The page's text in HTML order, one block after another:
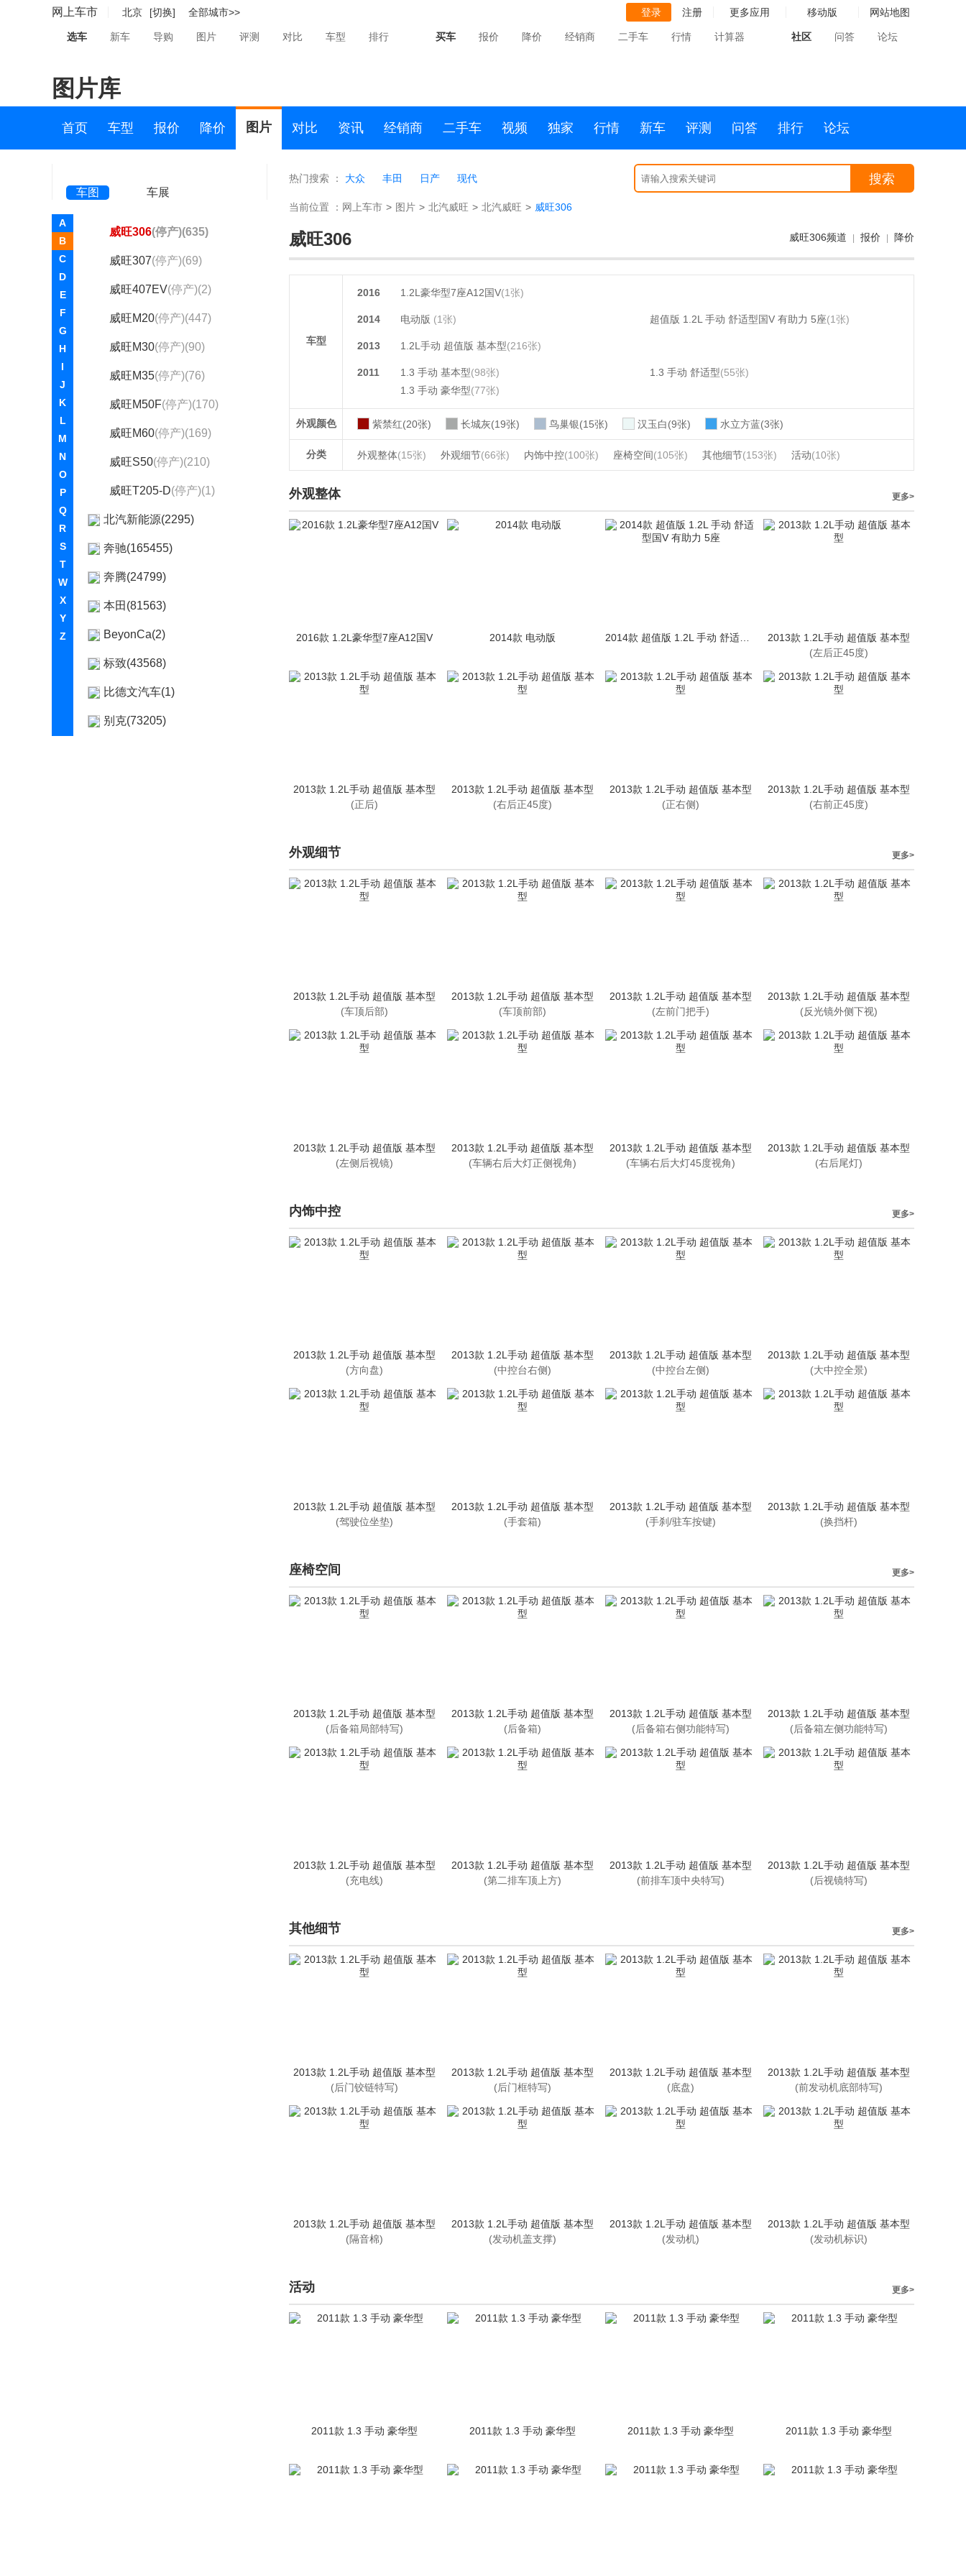
网上车市 北京 [切换] 全部城市>> 登录 注册 更多应用 移动版 网站地图
选车 新车 导购 图片 评测 对比 车型 排行 买车 报价 降价 经销商 二手车 行情 计算器 社区 问答 论坛
图片库
首页 车型 报价 降价 图片 对比 资讯 经销商 二手车 视频 独家 行情 新车 评测 问答 排行 论坛
车图 车展
A
B
C
D
E
F
G
H
I
J
K
L
M
N
O
P
Q
R
S
T
W
X
Y
Z
北汽瑞翔(3)
北汽威旺
威旺306(停产)(635)
威旺307(停产)(69)
威旺407EV(停产)(2)
威旺M20(停产)(447)
威旺M30(停产)(90)
威旺M35(停产)(76)
威旺M50F(停产)(170)
威旺M60(停产)(169)
威旺S50(停产)(210)
威旺T205-D(停产)(1)
北汽新能源(2295)
奔驰(165455)
奔腾(24799)
本田(81563)
BeyonCa(2)
标致(43568)
比德文汽车(1)
别克(73205)
热门搜索 ： 大众 丰田 日产 现代 搜索
当前位置 ： 网上车市 > 图片 > 北汽威旺 > 北汽威旺 > 威旺306
威旺306 威旺306频道 报价 降价
车型
2016 1.2L豪华型7座A12国V(1张)
2014 电动版 (1张) 超值版 1.2L 手动 舒适型国V 有助力 5座(1张)
2013 1.2L手动 超值版 基本型(216张)
2011 1.3 手动 基本型(98张) 1.3 手动 舒适型(55张)
1.3 手动 豪华型(77张)
外观颜色 紫禁红(20张) 长城灰(19张) 鸟巢银(15张) 汉玉白(9张) 水立方蓝(3张)
分类 外观整体(15张) 外观细节(66张) 内饰中控(100张) 座椅空间(105张) 其他细节(153张) 活动(10张)
外观整体 更多>
2016款 1.2L豪华型7座A12国V 2014款 电动版
2013款 1.2L手动 超值版 基本型
(左后正45度)
2013款 1.2L手动 超值版 基本型
(正后)
2013款 1.2L手动 超值版 基本型
(右后正45度)
2013款 1.2L手动 超值版 基本型
(正右侧)
2013款 1.2L手动 超值版 基本型
(右前正45度)
外观细节 更多>
2013款 1.2L手动 超值版 基本型
(车顶后部)
2013款 1.2L手动 超值版 基本型
(车顶前部)
2013款 1.2L手动 超值版 基本型
(左前门把手)
2013款 1.2L手动 超值版 基本型
(反光镜外侧下视)
2013款 1.2L手动 超值版 基本型
(左侧后视镜)
2013款 1.2L手动 超值版 基本型
(车辆右后大灯正侧视角)
2013款 1.2L手动 超值版 基本型
(车辆右后大灯45度视角)
2013款 1.2L手动 超值版 基本型
(右后尾灯)
内饰中控 更多>
2013款 1.2L手动 超值版 基本型
(方向盘)
2013款 1.2L手动 超值版 基本型
(中控台右侧)
2013款 1.2L手动 超值版 基本型
(中控台左侧)
2013款 1.2L手动 超值版 基本型
(大中控全景)
2013款 1.2L手动 超值版 基本型
(驾驶位坐垫)
2013款 1.2L手动 超值版 基本型
(手套箱)
2013款 1.2L手动 超值版 基本型
(手刹/驻车按键)
2013款 1.2L手动 超值版 基本型
(换挡杆)
座椅空间 更多>
2013款 1.2L手动 超值版 基本型
(后备箱局部特写)
2013款 1.2L手动 超值版 基本型
(后备箱)
2013款 1.2L手动 超值版 基本型
(后备箱右侧功能特写)
2013款 1.2L手动 超值版 基本型
(后备箱左侧功能特写)
2013款 1.2L手动 超值版 基本型
(充电线)
2013款 1.2L手动 超值版 基本型
(第二排车顶上方)
2013款 1.2L手动 超值版 基本型
(前排车顶中央特写)
2013款 1.2L手动 超值版 基本型
(后视镜特写)
其他细节 更多>
2013款 1.2L手动 超值版 基本型
(后门铰链特写)
2013款 1.2L手动 超值版 基本型
(后门框特写)
2013款 1.2L手动 超值版 基本型
(底盘)
2013款 1.2L手动 超值版 基本型
(前发动机底部特写)
2013款 1.2L手动 超值版 基本型
(隔音棉)
2013款 1.2L手动 超值版 基本型
(发动机盖支撑)
2013款 1.2L手动 超值版 基本型
(发动机)
2013款 1.2L手动 超值版 基本型
(发动机标识)
活动 更多>
2011款 1.3 手动 豪华型 2011款 1.3 手动 豪华型 2011款 1.3 手动 豪华型 2011款 1.3 手动 豪华型